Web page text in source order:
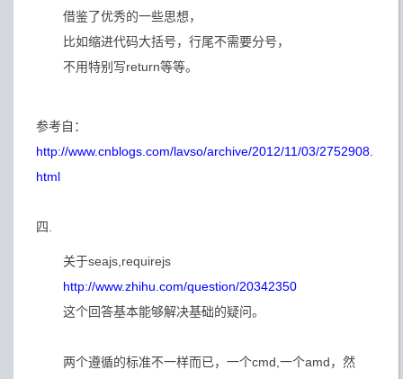
借鉴了优秀的一些思想，
比如缩进代码大括号，行尾不需要分号，
不用特别写return等等。
参考自：
http://www.cnblogs.com/lavso/archive/2012/11/03/2752908.
html
四.
关于seajs,requirejs
http://www.zhihu.com/question/20342350
这个回答基本能够解决基础的疑问。
两个遵循的标准不一样而已，一个cmd,一个amd，然